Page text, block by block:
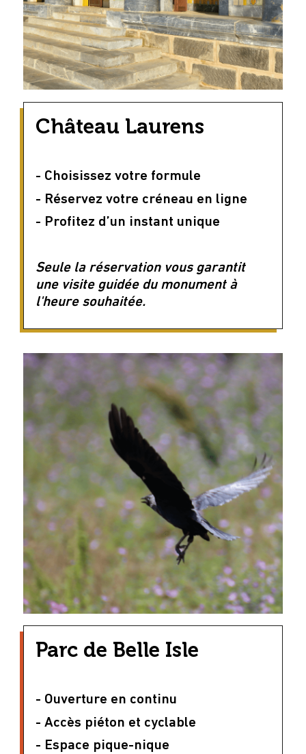
Château Laurens
- Choisissez votre formule
- Réservez votre créneau en ligne
- Profitez d’un instant unique
Seule la réservation vous garantit
une visite guidée du monument à
l'heure souhaitée.
Parc de Belle Isle
- Ouverture en continu
- Accès piéton et cyclable
- Espace pique-nique